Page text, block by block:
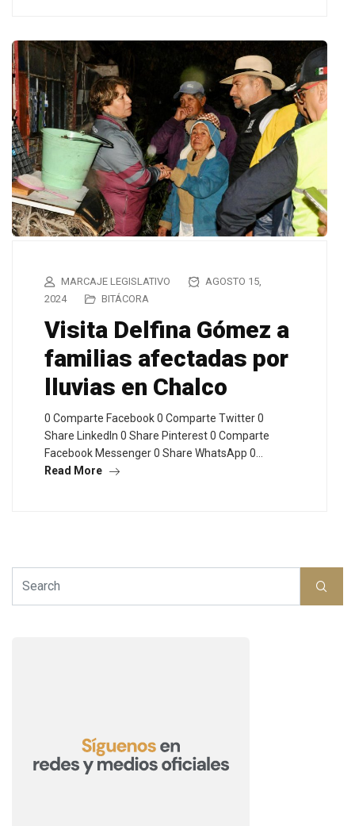
MARCAJE LEGISLATIVO
AGOSTO 15,
2024
BITÁCORA
Visita Delfina Gómez a
familias afectadas por
lluvias en Chalco
0 Comparte Facebook 0 Comparte Twitter 0
Share LinkedIn 0 Share Pinterest 0 Comparte
Facebook Messenger 0 Share WhatsApp 0…
Read More